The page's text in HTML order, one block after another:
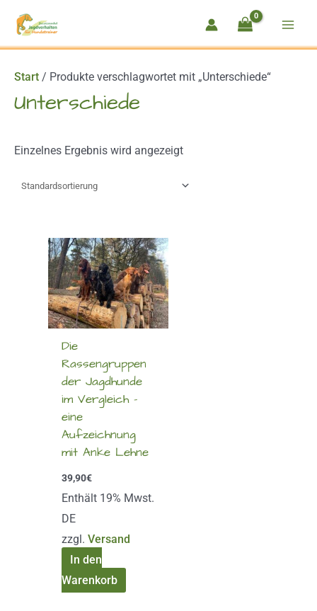
Inhalt
springen
Start / Produkte verschlagwortet mit „Unterschiede“
Unterschiede
Einzelnes Ergebnis wird angezeigt
Die
Rassengruppen
der Jagdhunde
im Vergleich –
eine
Aufzeichnung
mit Anke Lehne
39,90€
Enthält 19% Mwst.
DE
zzgl.Versand
In den
Warenkorb